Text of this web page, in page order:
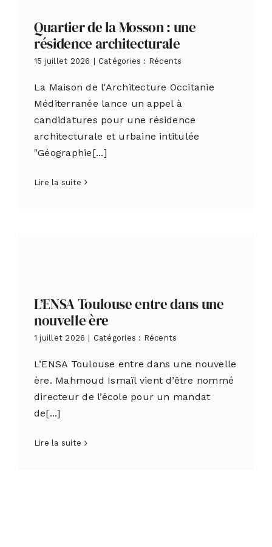
Quartier de la Mosson : une
résidence architecturale
15 juillet 2026 Catégories : Récents
La Maison de l'Architecture Occitanie
Méditerranée lance un appel à
candidatures pour une résidence
architecturale et urbaine intitulée
"Géographie[...]
Lire la suite
L’ENSA Toulouse entre dans une
nouvelle ère
1 juillet 2026 Catégories : Récents
L’ENSA Toulouse entre dans une nouvelle
ère. Mahmoud Ismaïl vient d’être nommé
directeur de l’école pour un mandat
de[...]
Lire la suite